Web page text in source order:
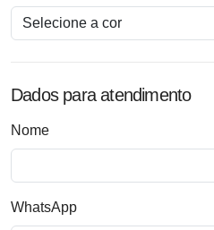
Dados para atendimento
Nome
WhatsApp